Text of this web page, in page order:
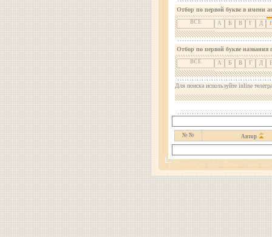
Отбор по первой букве в имени
ВСЕ А Б В Г Д
Отбор по первой букве названия
ВСЕ А Б В Г Д
Для поиска используйте inline
№ № Автор